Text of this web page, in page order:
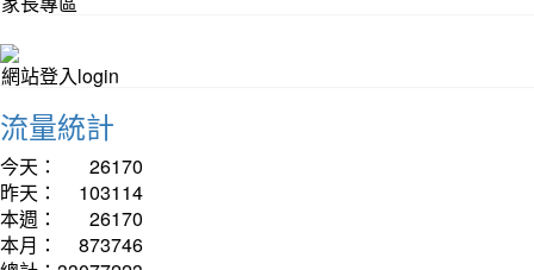
網站登入login
流量統計
今天：
26170
昨天：
103114
本週：
26170
本月：
873746